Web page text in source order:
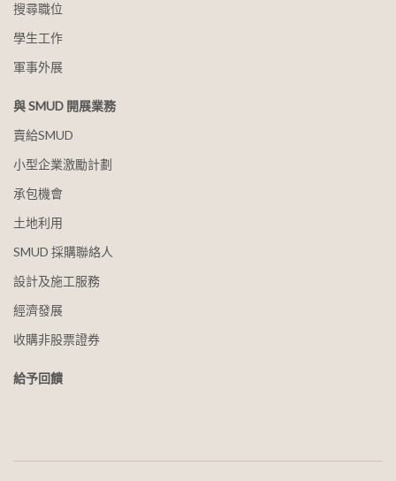
搜尋職位
學生工作
軍事外展
與 SMUD 開展業務
賣給SMUD
小型企業激勵計劃
承包機會
土地利用
SMUD 採購聯絡人
設計及施工服務
經濟發展
收購非股票證券
給予回饋